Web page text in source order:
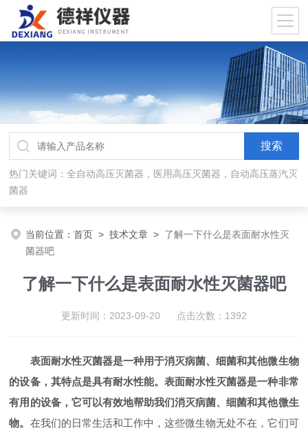
热门关键词：全自动高压灭菌器，医用高压灭菌器，自动高压蒸汽灭
菌器
当前位置：首页 >技术文章 > 了解一下什么是表面耐水性灭
菌器吧
了解一下什么是表面耐水性灭菌器吧
更新时间：2023-09-20 点击次数：1392
表面耐水性灭菌器是一种用于消灭病菌、细菌和其他微生物
的设备，其特点是具有耐水性能。表面耐水性灭菌器是一种非常
有用的设备，它可以有效地帮助我们消灭病菌、细菌和其他微生
物。 在我们的日常生活和工作中，这些微生物无处不在，它们可